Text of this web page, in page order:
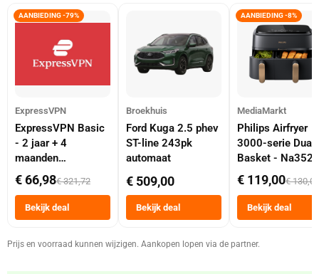
AANBIEDING -79%
ExpressVPN
ExpressVPN Basic
- 2 jaar + 4
maanden
abonnement
€ 66,98€ 321,72
Bekijk deal
Broekhuis
Ford Kuga 2.5 phev
ST-line 243pk
automaat
€ 509,00
Bekijk deal
AANBIEDING -8%
MediaMarkt
Philips Airfryer
3000-serie Dual
Basket -
Dubbele Mand 9
Tot 6 Personen
Heteluchtfriteuse
Zwart
€ 119,00€ 130,00
Bekijk deal
Prijs en voorraad kunnen wijzigen. Aankopen lopen via de partner.